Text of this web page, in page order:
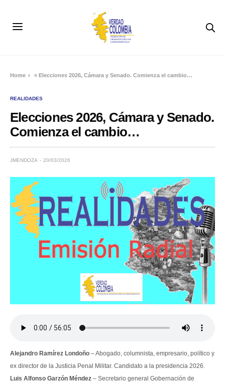
Home »Elecciones 2026, Cámara y Senado. Comienza el cambio…
REALIDADES
Elecciones 2026, Cámara y Senado.
Comienza el cambio…
JMENDOZA 20/03/2026
Alejandro Ramírez Londoño – Abogado, columnista, empresario, político y
ex director de la Justicia Penal Militar. Candidato a la presidencia 2026.
Luis Alfonso Garzón Méndez – Secretario general Gobernación de